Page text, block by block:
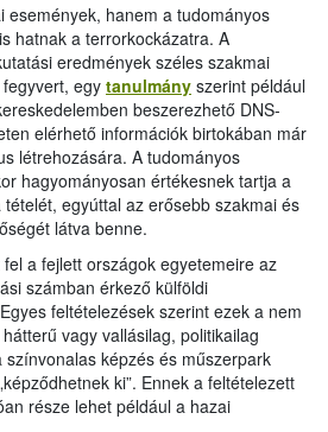
események, hanem a tudományos
hatnak a terrorkockázatra. A
eredmények széles szakmai
egy tanulmány szerint például
beszerezhető DNS-
elérhető információk birtokában már
létrehozására. A tudományos
hagyományosan értékesnek tartja a
egyúttal az erősebb szakmai és
látva benne.
a fejlett országok egyetemeire az
számban érkező külföldi
feltételezések szerint ezek a nem
vagy vallásilag, politikailag
képzés és műszerpark
ki”. Ennek a feltételezett
része lehet például a hazai